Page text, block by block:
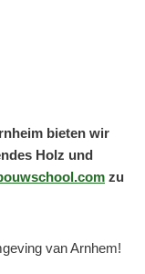
bieten wir
Holz und
zu
van Arnhem!